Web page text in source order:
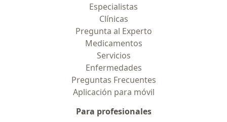
Especialistas
Clínicas
Pregunta al Experto
Medicamentos
Servicios
Enfermedades
Preguntas Frecuentes
Aplicación para móvil
Para profesionales